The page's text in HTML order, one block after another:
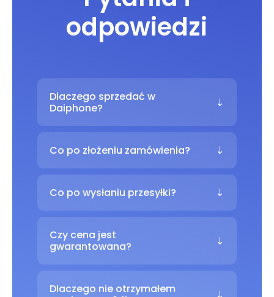
odpowiedzi
Dlaczego sprzedać w
Daiphone?
Co po złożeniu zamówienia?
Co po wysłaniu przesyłki?
Czy cena jest
gwarantowana?
Dlaczego nie otrzymałem